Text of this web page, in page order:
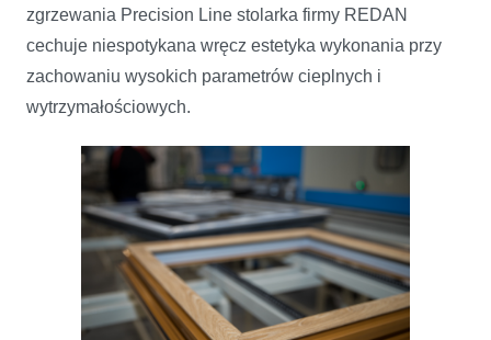
zgrzewania Precision Line stolarka firmy REDAN
cechuje niespotykana wręcz estetyka wykonania przy
zachowaniu wysokich parametrów cieplnych i
wytrzymałościowych.